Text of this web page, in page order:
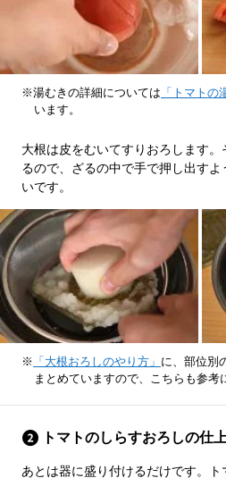
※湯むきの詳細については 「トマトの
います。
大根は皮をむいてすりおろします
るので、ざるの中で手で押し出す
いです。
※ 「大根おろしのやり方」 に、部位別
まとめていますので、こちらも参考
トマトのしらすおろしの仕
あとは器に盛り付けるだけです。